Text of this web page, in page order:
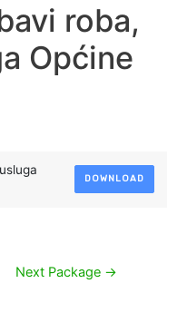
roba,
Općine
DOWNLOAD
Next Package →